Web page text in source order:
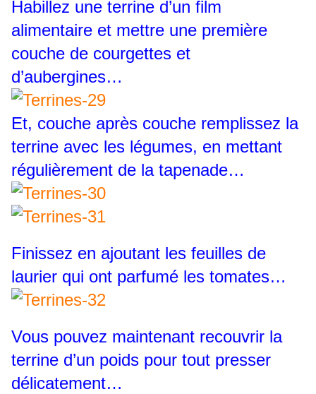
Habillez une terrine d’un film
alimentaire et mettre une première
couche de courgettes et
d’aubergines…
Et, couche après couche remplissez la
terrine avec les légumes, en mettant
régulièrement de la tapenade…
Finissez en ajoutant les feuilles de
laurier qui ont parfumé les tomates…
Vous pouvez maintenant recouvrir la
terrine d’un poids pour tout presser
délicatement…